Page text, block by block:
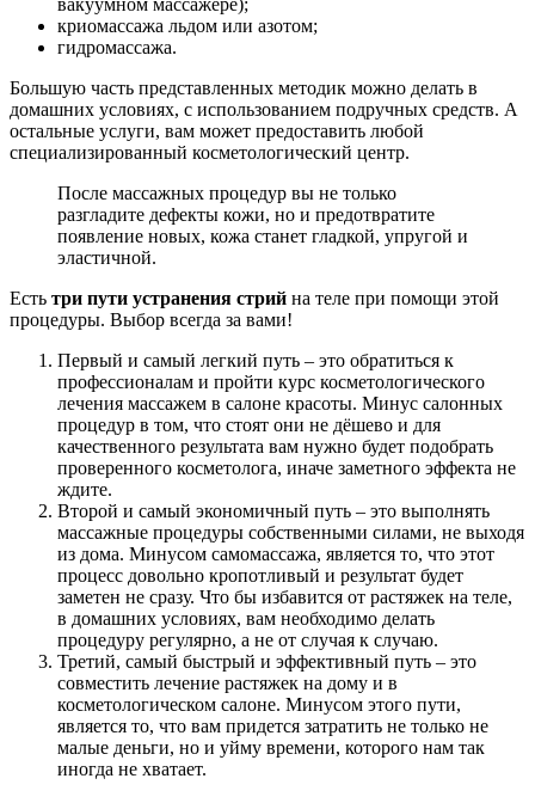
криомассажа льдом или азотом;
гидромассажа.
Большую часть представленных методик можно делать в
домашних условиях, с использованием подручных средств. А
остальные услуги, вам может предоставить любой
специализированный косметологический центр.
После массажных процедур вы не только
разгладите дефекты кожи, но и предотвратите
появление новых, кожа станет гладкой, упругой и
эластичной.
Есть три пути устранения стрий на теле при помощи этой
процедуры. Выбор всегда за вами!
Первый и самый легкий путь – это обратиться к
профессионалам и пройти курс косметологического
лечения массажем в салоне красоты. Минус салонных
процедур в том, что стоят они не дёшево и для
качественного результата вам нужно будет подобрать
проверенного косметолога, иначе заметного эффекта не
ждите.
Второй и самый экономичный путь – это выполнять
массажные процедуры собственными силами, не выходя
из дома. Минусом самомассажа, является то, что этот
процесс довольно кропотливый и результат будет
заметен не сразу. Что бы избавится от растяжек на теле,
в домашних условиях, вам необходимо делать
процедуру регулярно, а не от случая к случаю.
Третий, самый быстрый и эффективный путь – это
совместить лечение растяжек на дому и в
косметологическом салоне. Минусом этого пути,
является то, что вам придется затратить не только не
малые деньги, но и уйму времени, которого нам так
иногда не хватает.